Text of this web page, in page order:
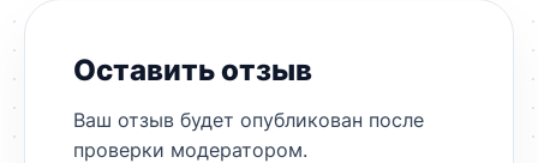
Оставить отзыв
Ваш отзыв будет опубликован после
проверки модератором.